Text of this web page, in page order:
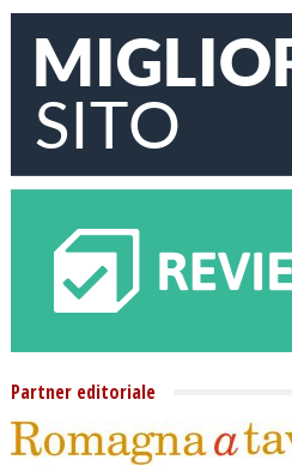
Partner editoriale